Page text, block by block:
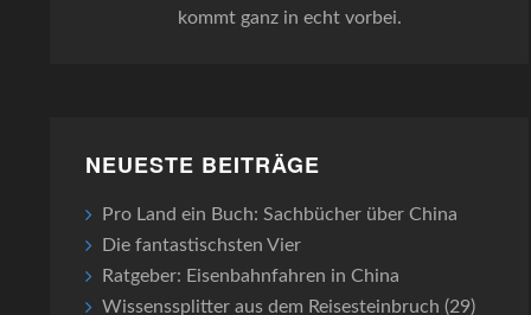
kommt ganz in echt vorbei.
NEUESTE BEITRÄGE
Pro Land ein Buch: Sachbücher über China
Die fantastischsten Vier
Ratgeber: Eisenbahnfahren in China
Wissenssplitter aus dem Reisesteinbruch (29)